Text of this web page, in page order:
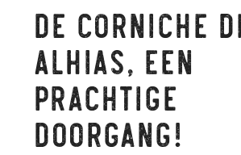
De corniche
Alhias, een
prachtige
doorgang!